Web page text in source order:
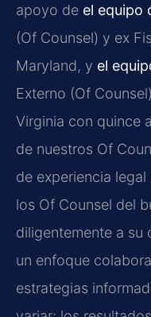
apoyo de el equipo
(Of Counsel) y ex
Maryland, y el
Externo (Of
Virginia con quince
de nuestros Of
de experiencia
los Of Counsel del
diligentemente a su
un enfoque
estrategias